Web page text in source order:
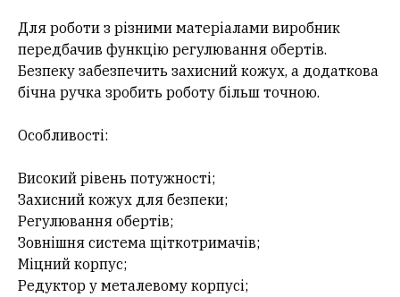
Для роботи з різними матеріалами виробник
передбачив функцію регулювання обертів.
Безпеку забезпечить захисний кожух, а додаткова
бічна ручка зробить роботу більш точною.
Особливості:
Високий рівень потужності;
Захисний кожух для безпеки;
Регулювання обертів;
Зовнішня система щіткотримачів;
Міцний корпус;
Редуктор у металевому корпусі;